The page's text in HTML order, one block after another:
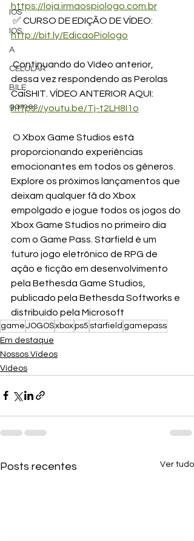
IOS
IOS
A
CELULAR
BILE
games
https://loja.irmaospiologo.com.br
✅ CURSO DE EDIÇÃO DE VÍDEO:
http://bit.ly/EdicaoPiologo
Continuando do Vídeo anterior,
dessa vez respondendo as Perolas
CaiSHIT. VÍDEO ANTERIOR AQUI:
https://youtu.be/Tj-t2LH8I1o
proporcionando experiências
emocionantes em todos os gêneros.
Explore os próximos lançamentos que
deixam qualquer fã do Xbox
empolgado e jogue todos os jogos do
Xbox Game Studios no primeiro dia
com o Game Pass. Starfield é um
futuro jogo eletrônico de RPG de
ação e ficção em desenvolvimento
pela Bethesda Game Studios,
publicado pela Bethesda Softworks e
distribuído pela Microsoft
game JOGOSxboxps5 starfield gamepass
Em destaque
Nossos Vídeos
Vídeos
Posts recentes Ver tudo